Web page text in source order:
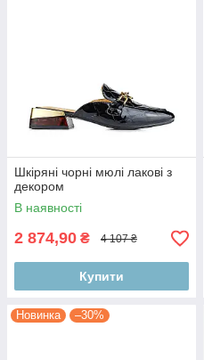
Шкіряні чорні мюлі лакові з
декором
В наявності
2 874,90 ₴ 4 107 ₴
Купити
Новинка –30%